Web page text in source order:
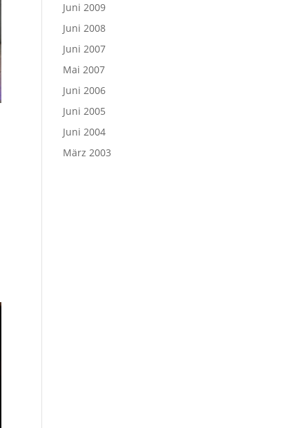
Juni 2009
Juni 2008
Juni 2007
Mai 2007
Juni 2006
Juni 2005
Juni 2004
März 2003